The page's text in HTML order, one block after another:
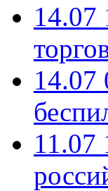
14.07
14.07
11.07